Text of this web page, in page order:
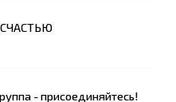
- присоединяйтесь!